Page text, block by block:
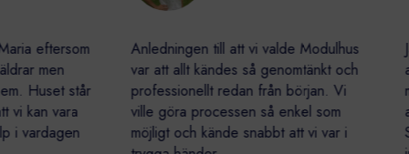
eftersom
men
står
vara
Anledningen till att vi valde Modulhus
var att allt kändes så genomtänkt och
professionellt redan från början. Vi
ville göra processen så enkel som
möjligt och kände snabbt att vi var i
att